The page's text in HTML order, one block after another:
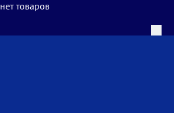
нет товаров